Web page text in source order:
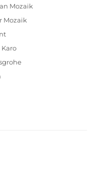
Mozaik
Mozaik
Karo